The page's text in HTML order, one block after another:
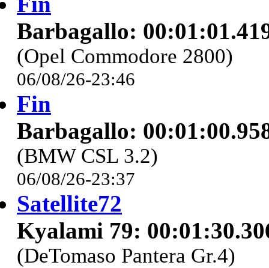
Barbagallo:
(Opel Commodore 2800)
06/08/26-23:46
Fin
Barbagallo:
(BMW CSL 3.2)
06/08/26-23:37
Satellite72
Kyalami 79:
(DeTomaso Pantera Gr.4)